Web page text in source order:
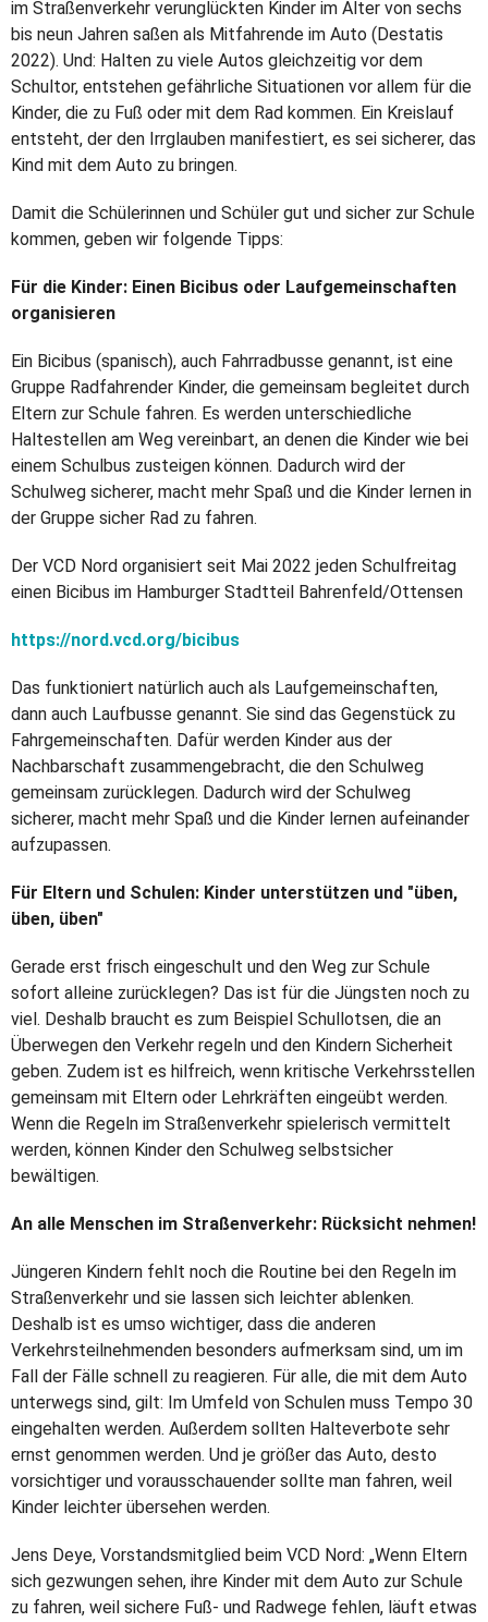
im Straßenverkehr verunglückten Kinder im Alter von sechs
bis neun Jahren saßen als Mitfahrende im Auto (Destatis
2022). Und: Halten zu viele Autos gleichzeitig vor dem
Schultor, entstehen gefährliche Situationen vor allem für die
Kinder, die zu Fuß oder mit dem Rad kommen. Ein Kreislauf
entsteht, der den Irrglauben manifestiert, es sei sicherer, das
Kind mit dem Auto zu bringen.
Damit die Schülerinnen und Schüler gut und sicher zur Schule
kommen, geben wir folgende Tipps:
Für die Kinder: Einen Bicibus oder Laufgemeinschaften
organisieren
Ein Bicibus (spanisch), auch Fahrradbusse genannt, ist eine
Gruppe Radfahrender Kinder, die gemeinsam begleitet durch
Eltern zur Schule fahren. Es werden unterschiedliche
Haltestellen am Weg vereinbart, an denen die Kinder wie bei
einem Schulbus zusteigen können. Dadurch wird der
Schulweg sicherer, macht mehr Spaß und die Kinder lernen in
der Gruppe sicher Rad zu fahren.
Der VCD Nord organisiert seit Mai 2022 jeden Schulfreitag
einen Bicibus im Hamburger Stadtteil Bahrenfeld/Ottensen
https://nord.vcd.org/bicibus
Das funktioniert natürlich auch als Laufgemeinschaften,
dann auch Laufbusse genannt. Sie sind das Gegenstück zu
Fahrgemeinschaften. Dafür werden Kinder aus der
Nachbarschaft zusammengebracht, die den Schulweg
gemeinsam zurücklegen. Dadurch wird der Schulweg
sicherer, macht mehr Spaß und die Kinder lernen aufeinander
aufzupassen.
Für Eltern und Schulen: Kinder unterstützen und "üben,
üben, üben"
Gerade erst frisch eingeschult und den Weg zur Schule
sofort alleine zurücklegen? Das ist für die Jüngsten noch zu
viel. Deshalb braucht es zum Beispiel Schullotsen, die an
Überwegen den Verkehr regeln und den Kindern Sicherheit
geben. Zudem ist es hilfreich, wenn kritische Verkehrsstellen
gemeinsam mit Eltern oder Lehrkräften eingeübt werden.
Wenn die Regeln im Straßenverkehr spielerisch vermittelt
werden, können Kinder den Schulweg selbstsicher
bewältigen.
An alle Menschen im Straßenverkehr: Rücksicht nehmen!
Jüngeren Kindern fehlt noch die Routine bei den Regeln im
Straßenverkehr und sie lassen sich leichter ablenken.
Deshalb ist es umso wichtiger, dass die anderen
Verkehrsteilnehmenden besonders aufmerksam sind, um im
Fall der Fälle schnell zu reagieren. Für alle, die mit dem Auto
unterwegs sind, gilt: Im Umfeld von Schulen muss Tempo 30
eingehalten werden. Außerdem sollten Halteverbote sehr
ernst genommen werden. Und je größer das Auto, desto
vorsichtiger und vorausschauender sollte man fahren, weil
Kinder leichter übersehen werden.
Jens Deye, Vorstandsmitglied beim VCD Nord: „Wenn Eltern
sich gezwungen sehen, ihre Kinder mit dem Auto zur Schule
zu fahren, weil sichere Fuß- und Radwege fehlen, läuft etwas